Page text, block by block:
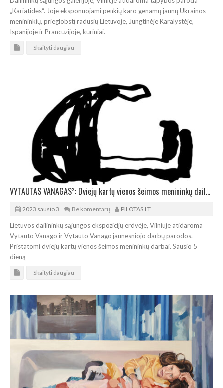
„Kariatidės“. Joje eksponuojami penkių karo genamų jaunų Ukrainos
menininkių, prieglobstį radusių Lietuvoje, Jungtinėje Karalystėje,
Ispanijoje ir Prancūzijoje, kūriniai.
Skaityti daugiau
VYTAUTAS VANAGAS²: Dviejų kartų vienos šeimos menininkų dailės paroda
2023 sausio 3 Be komentarų PILOTAS.LT
Lietuvos dailininkų sąjungos ekspozicijų erdvėje, Vilniuje atidaroma
Vytauto Vanago ir Vytauto Vanago jaunesniojo darbų parodos.
Pristatomi dviejų kartų vienos šeimos menininkų darbai. Sausio 5
dieną
Skaityti daugiau